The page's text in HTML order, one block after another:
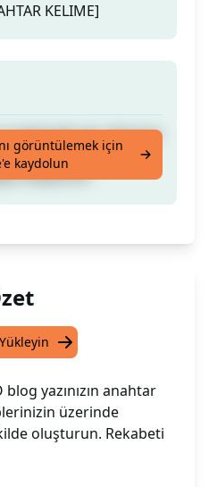
KELIME]
yer almanızı
için tam bir SEO
oluşturun.
görüntülemek için
kaydolun
yazınızın anahtar
üzerinde
oluşturun. Rekabeti